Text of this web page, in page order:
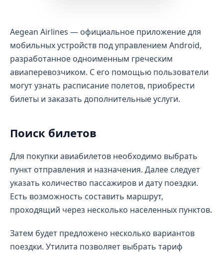
Aegean Airlines — официальное приложение для
мобильных устройств под управлением Android,
разработанное одноименным греческим
авиаперевозчиком. С его помощью пользователи
могут узнать расписание полетов, приобрести
билеты и заказать дополнительные услуги.
Поиск билетов
Для покупки авиабилетов необходимо выбрать
пункт отправления и назначения. Далее следует
указать количество пассажиров и дату поездки.
Есть возможность составить маршрут,
проходящий через несколько населенных пунктов.
Затем будет предложено несколько вариантов
поездки. Утилита позволяет выбрать тариф